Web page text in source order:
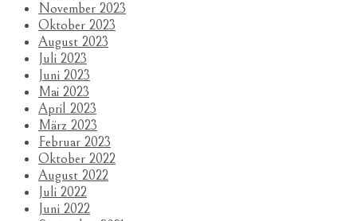
November 2023
Oktober 2023
August 2023
Juli 2023
Juni 2023
Mai 2023
April 2023
März 2023
Februar 2023
Oktober 2022
August 2022
Juli 2022
Juni 2022